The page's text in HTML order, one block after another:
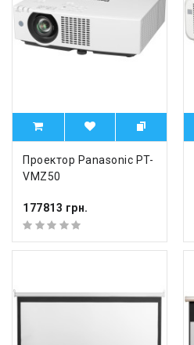
Проектор Panasonic PT-
VMZ50
177813 грн.